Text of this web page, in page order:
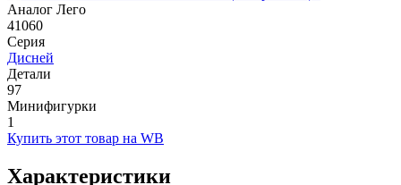
Аналог Лего
41060
Серия
Дисней
Детали
97
Минифигурки
1
Купить этот товар на WB
Характеристики